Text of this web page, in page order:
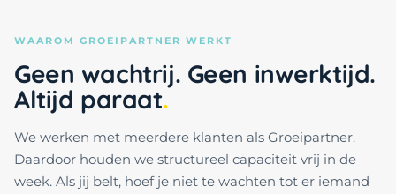
WAAROM GROEIPARTNER WERKT
Geen wachtrij. Geen inwerktijd.
Altijd paraat
We werken met meerdere klanten als Groeipartner.
Daardoor houden we structureel capaciteit vrij in de
week. Als jij belt, hoef je niet te wachten tot er iemand